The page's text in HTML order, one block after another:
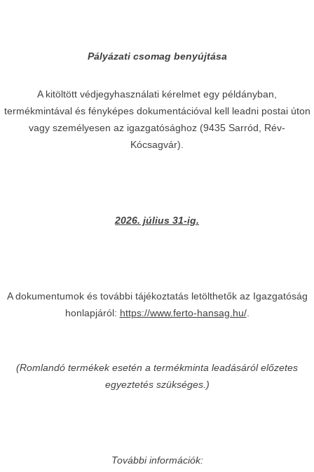
Pályázati csomag benyújtása
A kitöltött védjegyhasználati kérelmet egy példányban,
termékmintával és fényképes dokumentációval kell leadni postai úton
vagy személyesen az igazgatósághoz (9435 Sarród, Rév-
Kócsagvár).
2026. július 31-ig.
A dokumentumok és további tájékoztatás letölthetők az Igazgatóság
honlapjáról: https://www.ferto-hansag.hu/.
(Romlandó termékek esetén a termékminta leadásáról előzetes
egyeztetés szükséges.)
További információk: